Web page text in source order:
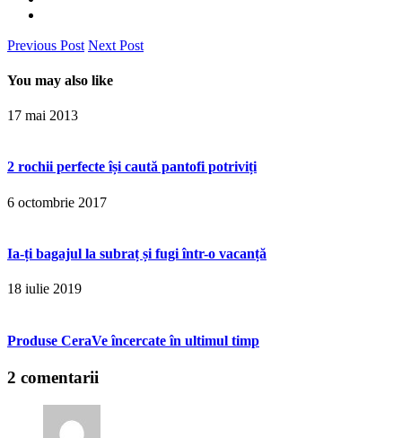
Previous Post Next Post
You may also like
17 mai 2013
2 rochii perfecte își caută pantofi potriviți
6 octombrie 2017
Ia-ți bagajul la subraț și fugi într-o vacanță
18 iulie 2019
Produse CeraVe încercate în ultimul timp
2 comentarii